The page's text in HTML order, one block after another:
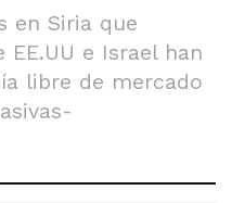
en Siria que
e Israel han
libre de mercado